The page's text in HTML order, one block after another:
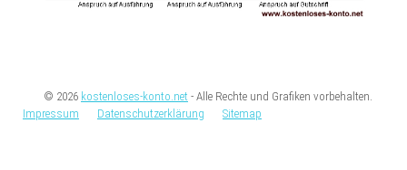
© 2026 kostenloses-konto.net - Alle Rechte und Grafiken vorbehalten.
Impressum
Datenschutzerklärung Sitemap